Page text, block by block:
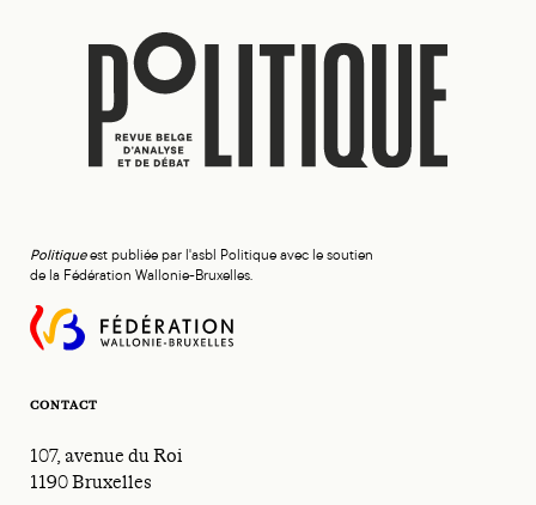
Politiqueest publiée par l'asbl Politique avec le soutien
de la Fédération Wallonie-Bruxelles.
CONTACT
107, avenue du Roi
1190 Bruxelles